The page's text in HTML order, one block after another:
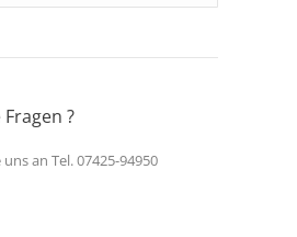
?
an Tel. 07425-94950
auf: